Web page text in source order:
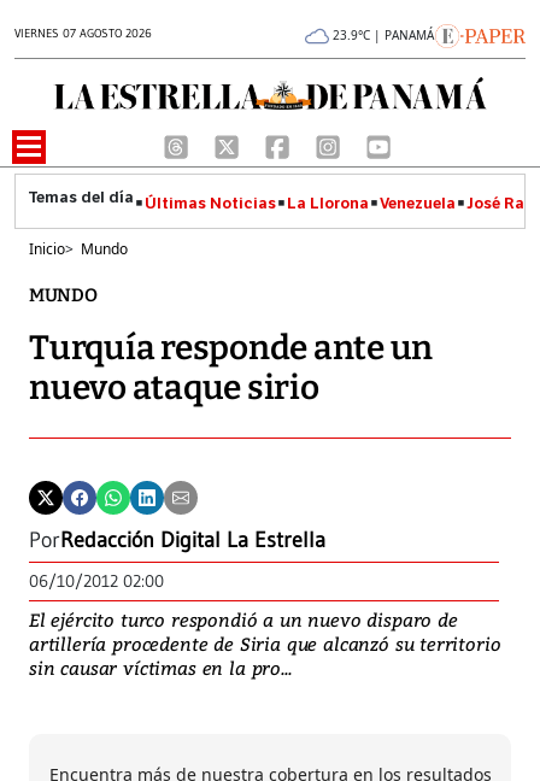
VIERNES 07 AGOSTO 2026 23.9°C | PANAMÁ
Últimas Noticias La Llorona Venezuela José
Inicio> Mundo
MUNDO
Turquía responde ante un
nuevo ataque sirio
PorRedacción Digital La Estrella
06/10/2012 02:00
El ejército turco respondió a un nuevo disparo de
artillería procedente de Siria que alcanzó su territorio
sin causar víctimas en la pro...
Encuentra más de nuestra cobertura en los resultados